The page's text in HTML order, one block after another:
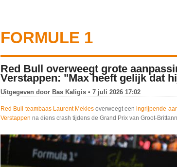
FORMULE 1
Red Bull overweegt grote
Verstappen: "Max heeft gelijk dat
Uitgegeven door Bas Kaligis • 7 juli 2026 17:02
Red Bull-teambaas Laurent Mekies overweegt eeningrijpende
Verstappen na diens crash tijdens de Grand Prix van Groot-